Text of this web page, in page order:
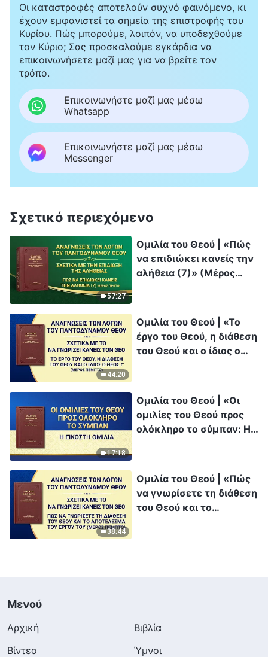
Οι καταστροφές αποτελούν συχνό φαινόμενο, κι
έχουν εμφανιστεί τα σημεία της επιστροφής του
Κυρίου. Πώς μπορούμε, λοιπόν, να υποδεχθούμε
τον Κύριο; Σας προσκαλούμε εγκάρδια να
επικοινωνήσετε μαζί μας για να βρείτε τον
τρόπο.
Επικοινωνήστε μαζί μας μέσω
Whatsapp
Επικοινωνήστε μαζί μας μέσω
Messenger
Σχετικό περιεχόμενο
57:27
Ομιλία του Θεού | «Πώς
να επιδιώκει κανείς την
αλήθεια (7)» (Μέρος
44:20
Ομιλία του Θεού | «Το
έργο του Θεού, η διάθεση
του Θεού και ο ίδιος ο
17:18
Ομιλία του Θεού | «Οι
ομιλίες του Θεού προς
ολόκληρο το σύμπαν: Η
38:44
Ομιλία του Θεού | «Πώς
να γνωρίσετε τη διάθεση
του Θεού και το
Μενού
Αρχική
Βιβλία
Βίντεο
Ύμνοι